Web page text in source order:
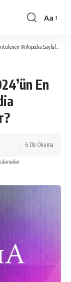
Yazı
Aa
Sayfaları Bize Ne Anlatıyor?
En
6 Dk Okuma